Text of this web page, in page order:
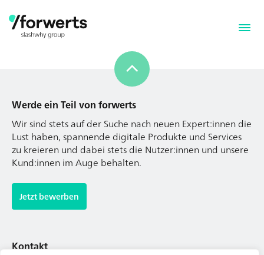
Werde ein Teil von forwerts
Wir sind stets auf der Suche nach neuen Expert:innen die
Lust haben, spannende digitale Produkte und Services
zu kreieren und dabei stets die Nutzer:innen und unsere
Jetzt bewerben
Tel. Zentrale: +49 (69) 27273681
E-Mail: kontakt@forwerts.com
60311 Frankfurt am Main
Werde ein Teil von forwerts
Wir sind stets auf der Suche nach neuen Expert:innen die
Lust haben, spannende digitale Produkte und Services
zu kreieren und dabei stets die Nutzer:innen und unsere
Kund:innen im Auge behalten.
Jetzt bewerben
Kontakt